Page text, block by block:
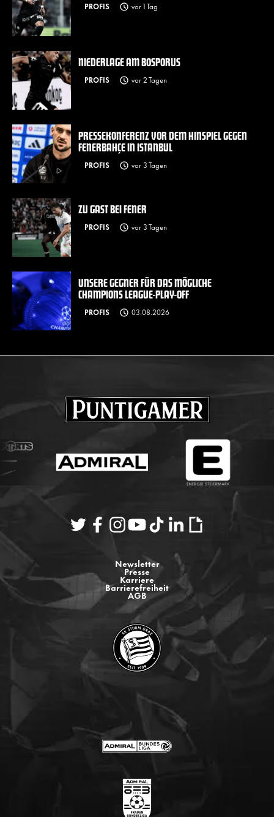
PROFIS vor 1 Tag
NIEDERLAGE AM BOSPORUS
PROFIS vor 2 Tagen
PRESSEKONFERENZ VOR DEM HINSPIEL GEGEN
FENERBAHÇE IN ISTANBUL
PROFIS vor 3 Tagen
ZU GAST BEI FENER
PROFIS vor 3 Tagen
UNSERE GEGNER FÜR DAS MÖGLICHE
CHAMPIONS LEAGUE-PLAY-OFF
PROFIS 03.08.2026
Newsletter
Presse
Karriere
Barrierefreiheit
AGB